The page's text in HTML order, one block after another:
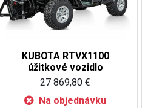
KUBOTA RTVX1100
úžitkové vozidlo
27 869,80 €
Na objednávku